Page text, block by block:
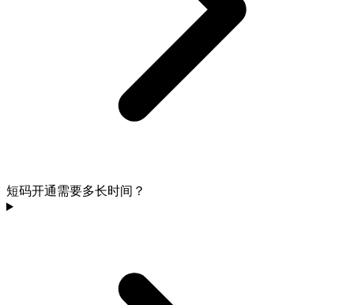
短码开通需要多长时间？